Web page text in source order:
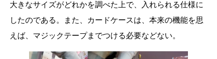
大きなサイズがどれかを調べた上で、入れられる仕様に
したのである。また、カードケースは、本来の機能を思
えば、マジックテープまでつける必要などない。